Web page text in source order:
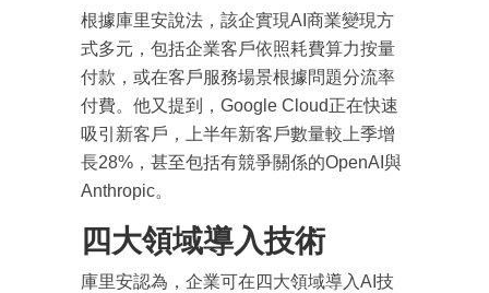
根據庫里安說法，該企實現AI商業變現方
式多元，包括企業客戶依照耗費算力按量
付款，或在客戶服務場景根據問題分流率
付費。他又提到，Google Cloud正在快速
吸引新客戶，上半年新客戶數量較上季增
長28%，甚至包括有競爭關係的OpenAI與
Anthropic。
四大領域導入技術
庫里安認為，企業可在四大領域導入AI技